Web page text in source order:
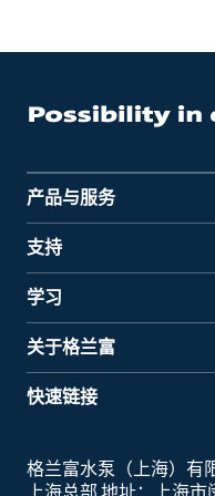
产品与服务
支持
学习
关于格兰富
快速链接
格兰富水泵（上海）有